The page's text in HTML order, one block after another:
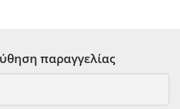
παραγγελίας